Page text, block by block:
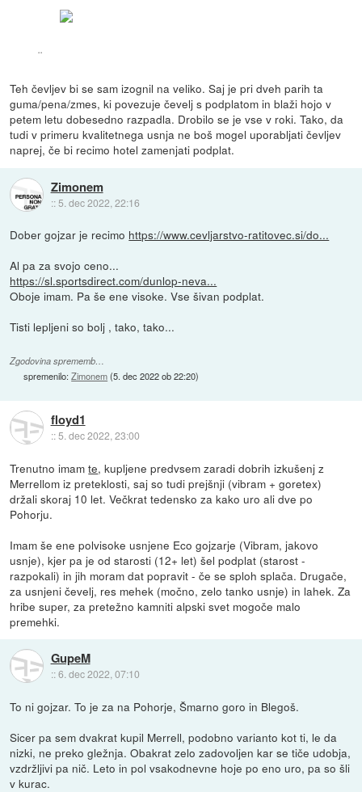
..
Teh čevljev bi se sam izognil na veliko. Saj je pri dveh parih ta
guma/pena/zmes, ki povezuje čevelj s podplatom in blaži hojo v
petem letu dobesedno razpadla. Drobilo se je vse v roki. Tako, da
tudi v primeru kvalitetnega usnja ne boš mogel uporabljati čevljev
naprej, če bi recimo hotel zamenjati podplat.
Zimonem
:: 5. dec 2022, 22:16
Dober gojzar je recimo https://www.cevljarstvo-ratitovec.si/do...
Al pa za svojo ceno...
https://sl.sportsdirect.com/dunlop-neva...
Oboje imam. Pa še ene visoke. Vse šivan podplat.
Tisti lepljeni so bolj , tako, tako...
Zgodovina sprememb…
spremenilo:Zimonem(5. dec 2022 ob 22:20)
floyd1
::5. dec 2022, 23:00
Trenutno imamte, kupljene predvsem zaradi dobrih izkušenj z
Merrellom iz preteklosti, saj so tudi prejšnji (vibram + goretex)
držali skoraj 10 let. Večkrat tedensko za kako uro ali dve po
Pohorju.
Imam še ene polvisoke usnjene Eco gojzarje (Vibram, jakovo
usnje), kjer pa je od starosti (12+ let) šel podplat (starost -
razpokali) in jih moram dat popravit - če se sploh splača. Drugače,
za usnjeni čevelj, res mehek (močno, zelo tanko usnje) in lahek. Za
hribe super, za pretežno kamniti alpski svet mogoče malo
premehki.
GupeM
::6. dec 2022, 07:10
To ni gojzar. To je za na Pohorje, Šmarno goro in Blegoš.
Sicer pa sem dvakrat kupil Merrell, podobno varianto kot ti, le da
nizki, ne preko gležnja. Obakrat zelo zadovoljen kar se tiče udobja,
vzdržljivi pa nič. Leto in pol vsakodnevne hoje po eno uro, pa so šli
v kurac.